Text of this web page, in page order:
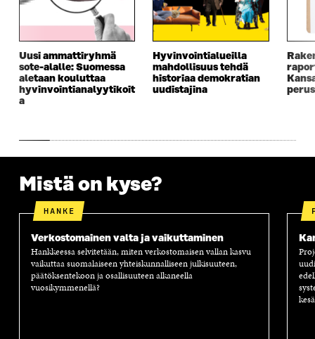
Uusi ammattiryhmä
sote-alalle: Suomessa
aletaan kouluttaa
hyvinvointianalyytikoit
a
Hyvinvointialueilla
mahdollisuus tehdä
historiaa demokratian
uudistajina
Mistä on kyse?
HANKE
Verkostomainen valta ja vaikuttaminen
Hankkeessa selvitetään, miten verkostomaisen vallan kasvu
vaikuttaa suomalaiseen yhteiskunnalliseen julkisuuteen,
päätöksentekoon ja osallisuuteen alkaneella
vuosikymmenellä?